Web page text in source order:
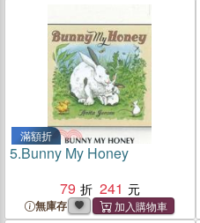
滿額折
5.Bunny My Honey
79
241
無庫存